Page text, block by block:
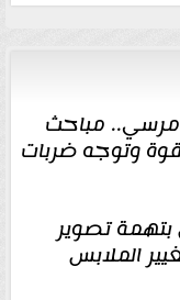
مرسي.. مباحث
وتوجه ضربات
تصوير
الملابس